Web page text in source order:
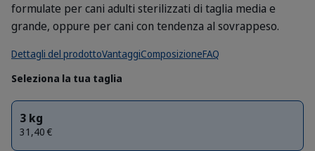
formulate per cani adulti sterilizzati di taglia media e
grande, oppure per cani con tendenza al sovrappeso.
Dettagli del prodottoVantaggiComposizioneFAQ
Seleziona la tua taglia
3 kg
31,40 €